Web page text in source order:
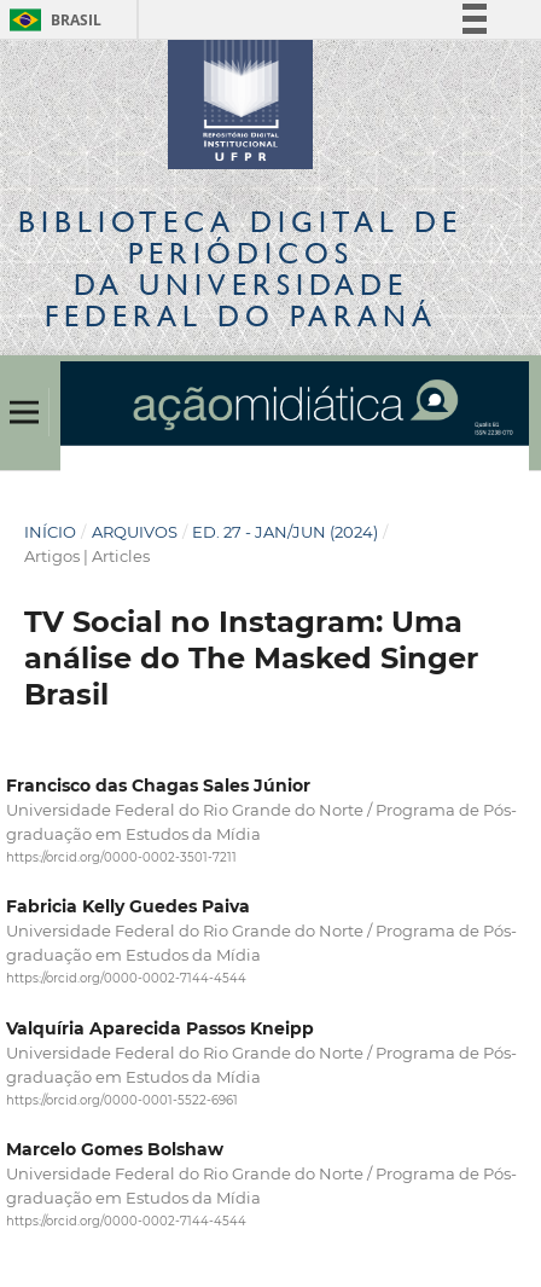
BRASIL
Simplifique!
Comunica BR
Participe
Acesso à informação
Legislação
Canais
BIBLIOTECA DIGITALDE
PERIÓDICOS
DA UNIVERSIDADE
FEDERAL DO PARANÁ
INÍCIO / ARQUIVOS / ED. 27 - JAN/JUN (2024) /
Artigos | Articles
TV Social no Instagram: Uma
análise do The Masked Singer
Brasil
Francisco das Chagas Sales Júnior
Universidade Federal do Rio Grande do Norte / Programa de Pós-
graduação em Estudos da Mídia
https://orcid.org/0000-0002-3501-7211
Fabricia Kelly Guedes Paiva
Universidade Federal do Rio Grande do Norte / Programa de Pós-
graduação em Estudos da Mídia
https://orcid.org/0000-0002-7144-4544
Valquíria Aparecida Passos Kneipp
Universidade Federal do Rio Grande do Norte / Programa de Pós-
graduação em Estudos da Mídia
https://orcid.org/0000-0001-5522-6961
Marcelo Gomes Bolshaw
Universidade Federal do Rio Grande do Norte / Programa de Pós-
graduação em Estudos da Mídia
https://orcid.org/0000-0002-7144-4544